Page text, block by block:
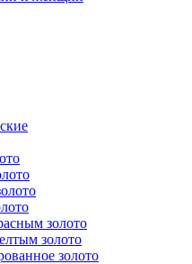
золото
золото
золото